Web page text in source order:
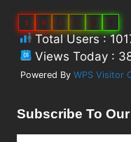
1 0 1 7 8
Total Users :
Views Today :
Powered By WPS Visitor
Subscribe To